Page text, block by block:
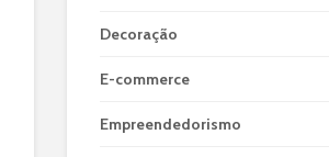
Decoração
E-commerce
Empreendedorismo